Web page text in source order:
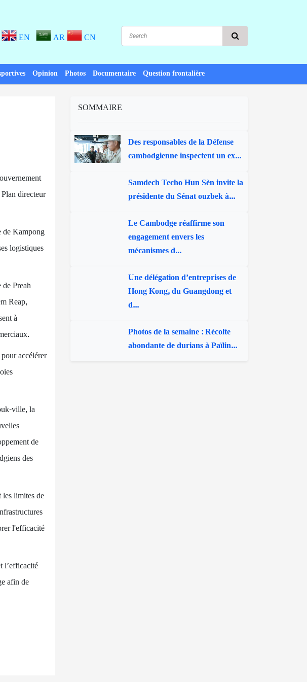
EN AR CN
Opinion Photos Documentaire Question frontalière
directeur
de Kampong
logistiques
Preah
Reap,
à
accélérer
ville, la
de
des
limites de
l'efficacité
l’efficacité
afin de
SOMMAIRE
Des responsables de la Défense
cambodgienne inspectent un ex...
Samdech Techo Hun Sèn invite la
présidente du Sénat ouzbek à...
Le Cambodge réaffirme son
engagement envers les
mécanismes d...
Une délégation d’entreprises de
Hong Kong, du Guangdong et
d...
Photos de la semaine : Récolte
abondante de durians à Païlin...